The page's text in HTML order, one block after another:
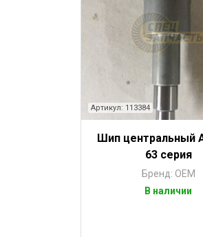
Артикул: 113384
Шип центральный
63 серия
Бренд: OEM
В наличии